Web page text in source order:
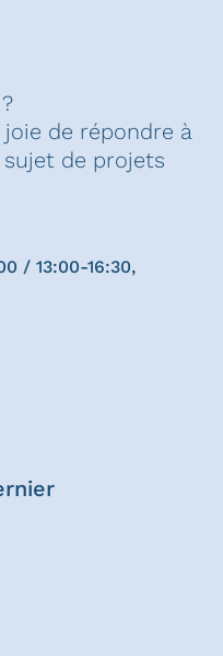
de répondre à
de projets
/ 13:00-16:30,